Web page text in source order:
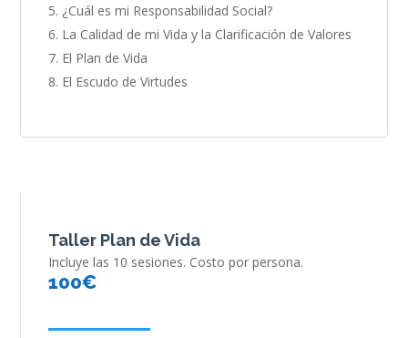
¿Cuál es mi Responsabilidad Social?
La Calidad de mi Vida y la Clarificación de Valores
El Plan de Vida
El Escudo de Virtudes
Taller Plan de Vida
Incluye las 10 sesiones. Costo por persona.
100€